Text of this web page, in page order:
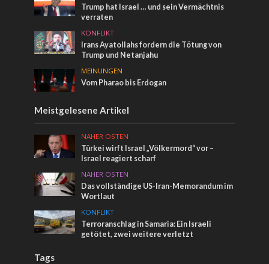
Trump hat Israel … und sein Vermächtnis
verraten
KONFLIKT
Irans Ayatollahs fordern die Tötung von
Trump und Netanjahu
MEINUNGEN
Vom Pharao bis Erdogan
Meistgelesene Artikel
NAHER OSTEN
Türkei wirft Israel „Völkermord“ vor –
Israel reagiert scharf
NAHER OSTEN
Das vollständige US-Iran-Memorandum im
Wortlaut
KONFLIKT
Terroranschlag in Samaria: Ein Israeli
getötet, zwei weitere verletzt
Tags